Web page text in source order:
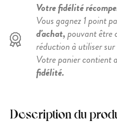
Votre fidélité
Vous gagnez 1 point
d'achat,pouvant être
réduction à utiliser
Votre panier contient
fidélité.
Description du